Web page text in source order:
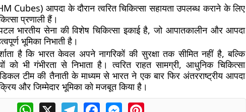
Cubes) आपदा के दौरान त्वरित चिकित्सा सहायता उपलब्ध कराने के लिए
प्रणाली हैं।
भारतीय सेना की विशेष चिकित्सा इकाई है, जो आपातकालीन और आपदा
भूमिका निभाती है।
है कि भारत केवल अपने नागरिकों की सुरक्षा तक सीमित नहीं है, बल्कि
को भी गंभीरता से निभाता है। त्वरित राहत सामग्री, आधुनिक चिकित्सा
टीम की तैनाती के माध्यम से भारत ने एक बार फिर अंतरराष्ट्रीय आपदा
और जिम्मेदार भूमिका को मजबूत किया है।
WhatsApp
X TelegramFacebookMessengerPinterest